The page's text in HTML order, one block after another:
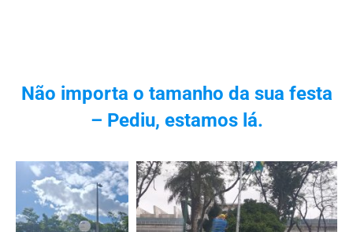
Não importa o tamanho da sua festa
– Pediu, estamos lá.